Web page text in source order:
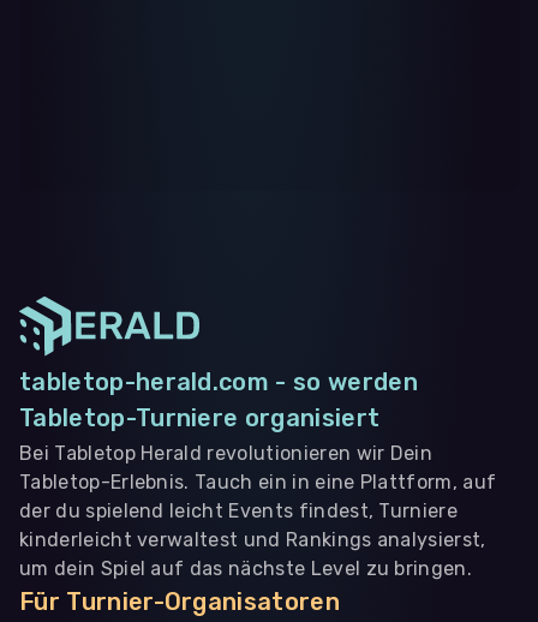
tabletop-herald.com - so werden
Tabletop-Turniere organisiert
Bei Tabletop Herald revolutionieren wir Dein
Tabletop-Erlebnis. Tauch ein in eine Plattform, auf
der du spielend leicht Events findest, Turniere
kinderleicht verwaltest und Rankings analysierst,
um dein Spiel auf das nächste Level zu bringen.
Für Turnier-Organisatoren